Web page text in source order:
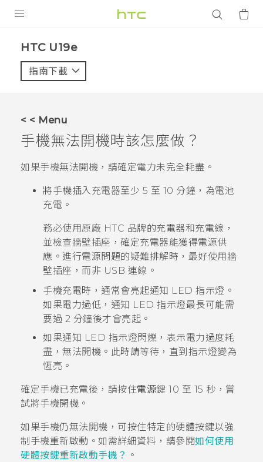
VIVE
應用程式
支援服務
HTC U19e‎
指南下載
< < Menu
手機無法開機時該怎麼做？
如果手機無法開機，請確定電力未完全耗盡。
將手機插入充電器至少 5 至 10 分鐘，為電池
充電。
務必使用原廠 HTC 品牌的充電器和充電線，
並檢查牆壁插座，確定充電器能獲得電源供
應。進行電源問題的疑難排解時，最好使用牆
壁插座，而非 USB 連線。
手機充電時，通常會亮起通知 LED 指示燈。
如果電力過低，通知 LED 指示燈最長可能需
要過 2 分鐘後才會亮起。
如果通知 LED 指示燈閃爍，表示電力過度耗
盡，無法開機。此時請等待，直到指示燈變為
恆亮。
確定手機已充電後，請按住電源鍵 10 至 15 秒，嘗
試將手機開機。
如果手機仍無法開機，可按住特定的硬體按鍵以強
制手機重新啟動。如需詳細資料，請參閱如何使用
硬體按鍵重新啟動手機？ 。